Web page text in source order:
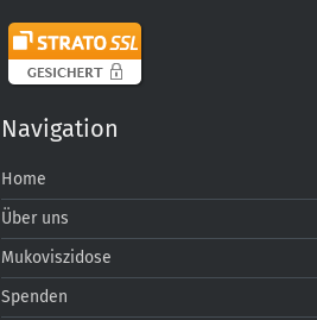
Navigation
Home
Über uns
Mukoviszidose
Spenden